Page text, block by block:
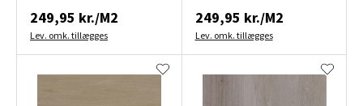
249,95 kr./M2
Lev. omk. tillægges
249,95 kr./M2
Lev. omk. tillægges